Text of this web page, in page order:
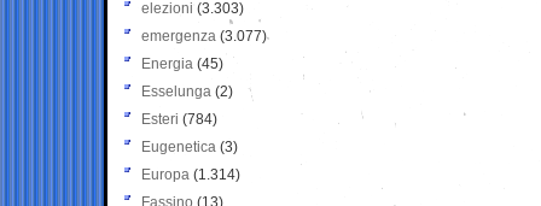
elezioni (3.303)
emergenza (3.077)
Energia (45)
Esselunga (2)
Esteri (784)
Eugenetica (3)
Europa (1.314)
Fassino (13)